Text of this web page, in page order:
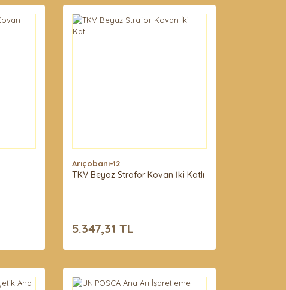
Arıçobanı-12
TKV Beyaz Strafor Kovan İki Katlı
5.347,31 TL